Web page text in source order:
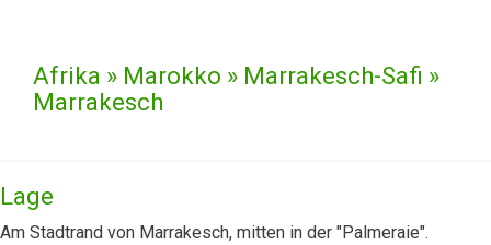
Afrika » Marokko » Marrakesch-Safi »
Marrakesch
Lage
Am Stadtrand von Marrakesch, mitten in der "Palmeraie".